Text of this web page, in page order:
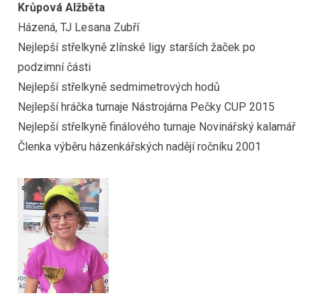
Krůpová Alžběta
Házená, TJ Lesana Zubří
Nejlepší střelkyně zlínské ligy starších žaček po
podzimní části
Nejlepší střelkyně sedmimetrových hodů
Nejlepší hráčka turnaje Nástrojárna Pečky CUP 2015
Nejlepší střelkyně finálového turnaje Novinářský kalamář
Členka výběru házenkářských nadějí ročníku 2001